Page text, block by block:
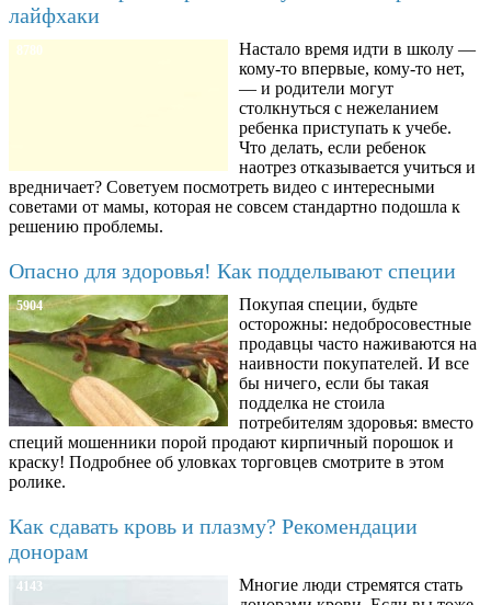
лайфхаки
8780
Настало время идти в школу —
кому-то впервые, кому-то нет,
— и родители могут
столкнуться с нежеланием
ребенка приступать к учебе.
Что делать, если ребенок
наотрез отказывается учиться и
вредничает? Советуем посмотреть видео с интересными
советами от мамы, которая не совсем стандартно подошла к
решению проблемы.
Опасно для здоровья! Как подделывают специи
5904
Покупая специи, будьте
осторожны: недобросовестные
продавцы часто наживаются на
наивности покупателей. И все
бы ничего, если бы такая
подделка не стоила
потребителям здоровья: вместо
специй мошенники порой продают кирпичный порошок и
краску! Подробнее об уловках торговцев смотрите в этом
ролике.
Как сдавать кровь и плазму? Рекомендации
донорам
4143
Многие люди стремятся стать